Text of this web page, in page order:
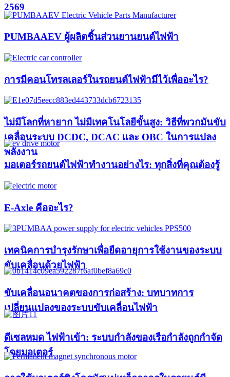
2569
PUMBAAEV ผู้ผลิตชิ้นส่วนยานยนต์ไฟฟ้า
การมีคอนโทรลเลอร์ในรถยนต์ไฟฟ้ามีไว้เพื่ออะไร?
ไม่มีโลกที่หายาก ไม่มีเทคโนโลยีขั้นสูง: วิธีที่พวกมันขับ
เคลื่อนระบบ DCDC, DCAC และ OBC ในการแปลง
พลังงาน
มอเตอร์รถยนต์ไฟฟ้าทำงานอย่างไร: ทุกสิ่งที่คุณต้องรู้
E-Axle คืออะไร?
เทคนิคการบำรุงรักษาเพื่อยืดอายุการใช้งานของระบบ
ขับเคลื่อนด้วยไฟฟ้า
ขับเคลื่อนอนาคตของการก่อสร้าง: บทบาทการ
เปลี่ยนแปลงของระบบขับเคลื่อนไฟฟ้า
ดีเซลหมด ไฟฟ้าเข้า: ระบบกำลังของเรือกำลังถูกกำจัด
โดยมอเตอร์